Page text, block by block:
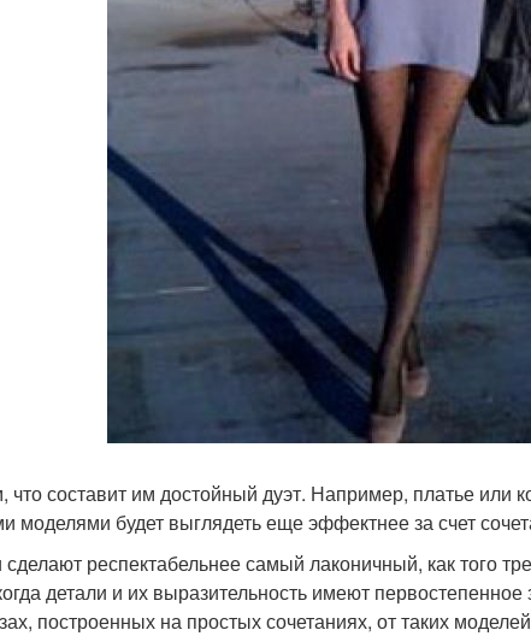
что составит им достойный дуэт. Например, платье или
моделями будет выглядеть еще эффектнее за счет
респектабельнее самый лаконичный, как того
детали и их выразительность имеют
построенных на простых сочетаниях, от таких